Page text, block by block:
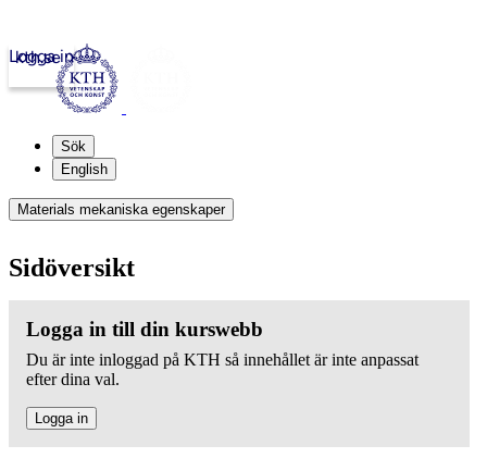
kth.se
Logga in
Sök
English
Materials mekaniska egenskaper
Sidöversikt
Logga in till din kurswebb
Du är inte inloggad på KTH så innehållet är inte anpassat
efter dina val.
Logga in